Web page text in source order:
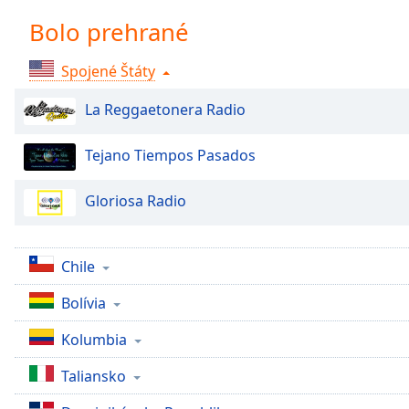
Chapters
Descriptions
descriptions
selected
subtitles
opens
subtitles
settings
dialog
subtitles
off,
selected
Bolo prehrané
Spojené Štáty
La Reggaetonera Radio
Tejano Tiempos Pasados
Gloriosa Radio
Chile
Bolívia
Kolumbia
Taliansko